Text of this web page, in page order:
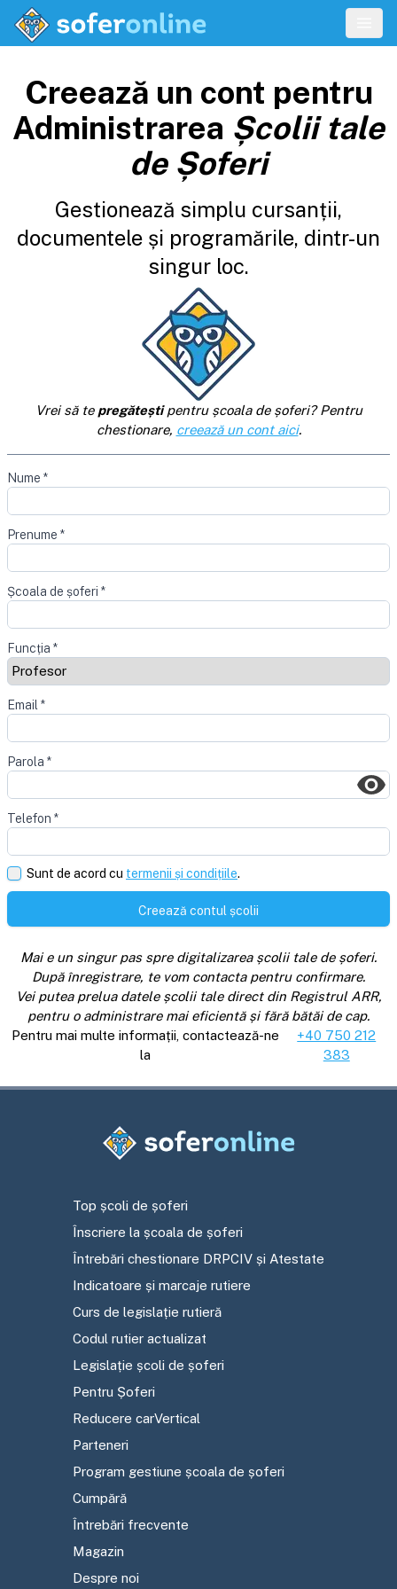
Creează un cont pentru
Administrarea Școlii tale
de Șoferi
Gestionează simplu cursanții,
documentele și programările, dintr-un
singur loc.
Vrei să te pregăteștipentru școala de șoferi? Pentru
chestionare, creează un cont aici.
Nume *
Prenume *
Școala de șoferi *
Funcția *
Email *
Parola *
Telefon *
Sunt de acord cu termenii și condițiile.
Creează contul școlii
Mai e un singur pas spre digitalizarea școlii tale de șoferi.
După înregistrare, te vom contacta pentru confirmare.
Vei putea prelua datele școlii tale direct din Registrul ARR,
pentru o administrare mai eficientă și fără bătăi de cap.
Pentru mai multe informații, contactează-ne
la
+40 750 212
383
Top școli de șoferi
Înscriere la școala de șoferi
Întrebări chestionare DRPCIV și Atestate
Indicatoare și marcaje rutiere
Curs de legislație rutieră
Codul rutier actualizat
Legislație școli de șoferi
Pentru Șoferi
Reducere carVertical
Parteneri
Program gestiune școala de șoferi
Cumpără
Întrebări frecvente
Magazin
Despre noi